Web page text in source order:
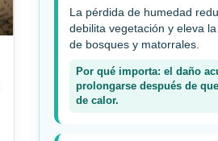
La pérdida de humedad
debilita vegetación y eleva
de bosques y matorrales.
Por qué importa: el daño
prolongarse después de
de calor.